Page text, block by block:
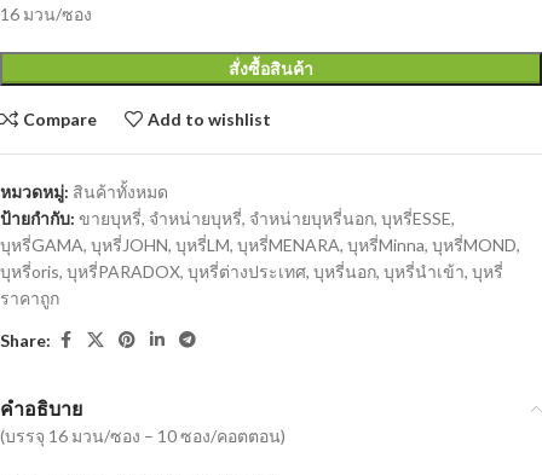
16 มวน/ซอง
สั่งซื้อสินค้า
Compare Add to wishlist
หมวดหมู่: สินค้าทั้งหมด
ป้ายกำกับ: ขายบุหรี่, จำหน่ายบุหรี่, จำหน่ายบุหรี่นอก, บุหรี่ESSE,
บุหรี่GAMA, บุหรี่JOHN, บุหรี่LM, บุหรี่MENARA, บุหรี่Minna, บุหรี่MOND,
บุหรี่oris, บุหรี่PARADOX, บุหรี่ต่างประเทศ, บุหรี่นอก, บุหรี่นำเข้า, บุหรี่
ราคาถูก
Share:
คำอธิบาย
(บรรจุ 16 มวน/ซอง – 10 ซอง/คอตตอน)